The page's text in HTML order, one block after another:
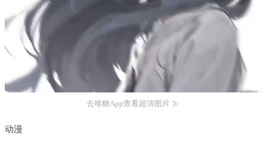
去堆糖App查看超清图片
动漫